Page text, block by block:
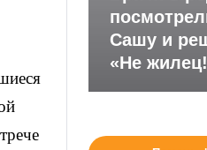
Сашу и
«Не